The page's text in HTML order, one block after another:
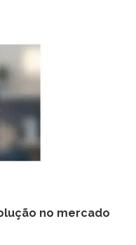
no mercado